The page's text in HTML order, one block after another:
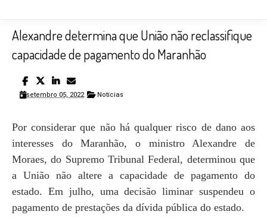
Alexandre determina que União não reclassifique
capacidade de pagamento do Maranhão
setembro 05, 2022 Notícias
Por considerar que não há qualquer risco de dano aos
interesses do Maranhão, o ministro Alexandre de
Moraes, do Supremo Tribunal Federal, determinou que
a União não altere a capacidade de pagamento do
estado. Em julho, uma decisão liminar suspendeu o
pagamento de prestações da dívida pública do estado.